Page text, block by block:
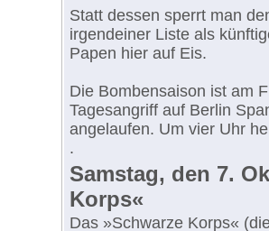
Statt dessen sperrt man
irgendeiner Liste als
Papen hier auf Eis.
Die Bombensaison ist am
Tagesangriff auf Berlin
angelaufen. Um vier Uhr
.
Samstag, den 7.
Korps«
Das »Schwarze Korps«